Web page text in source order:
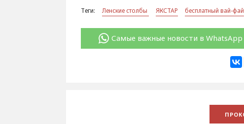
Теги: Ленские столбы ЯКСТАР бесплатный вай-фай
Самые важные новости в WhatsApp